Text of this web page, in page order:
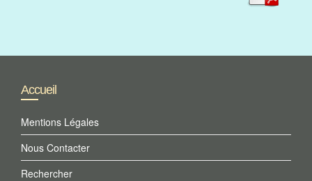
Accueil
Mentions Légales
Nous Contacter
Rechercher